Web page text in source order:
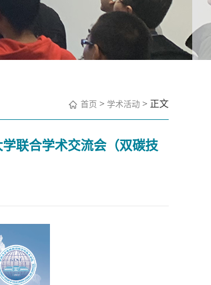
首页 > 学术活动 > 正文
联合学术交流会（双碳技